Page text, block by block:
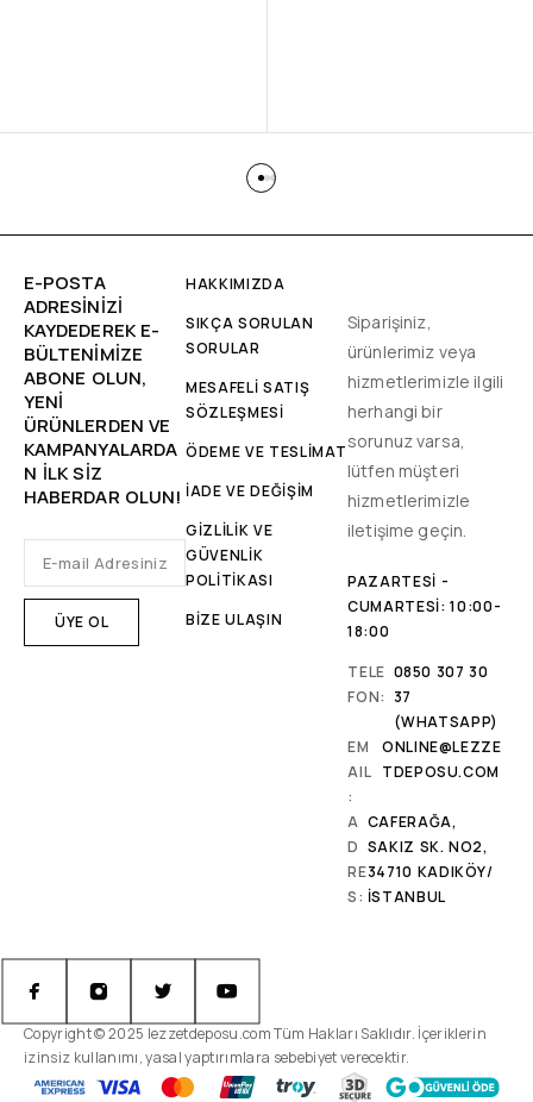
E-POSTA
ADRESINIZI
KAYDEDEREK E-
BÜLTENIMIZE
ABONE OLUN,
YENİ
ÜRÜNLERDEN VE
KAMPANYALARDA
N ILK SIZ
HABERDAR OLUN!
HAKKIMIZDA
SIKÇA SORULAN
SORULAR
MESAFELİ SATIŞ
SÖZLEŞMESİ
ÖDEME VE TESLİMAT
İADE VE DEĞİŞİM
GİZLİLİK VE
GÜVENLİK
POLİTİKASI
BİZE ULAŞIN
Siparişiniz,
ürünlerimiz veya
hizmetlerimizle ilgili
herhangi bir
sorunuz varsa,
lütfen müşteri
hizmetlerimizle
iletişime geçin.
PAZARTESI -
CUMARTESI: 10:00-
18:00
TELE
FON:
0850 307 30
37
(WHATSAPP)
EM
AIL
:
ONLINE@LEZZE
TDEPOSU.COM
A
D
RE
S:
CAFERAĞA,
SAKIZ SK. NO2,
34710 KADIKÖY/
İSTANBUL
Copyright © 2025 lezzetdeposu.com Tüm Hakları Saklıdır. İçeriklerin
izinsiz kullanımı, yasal yaptırımlara sebebiyet verecektir.